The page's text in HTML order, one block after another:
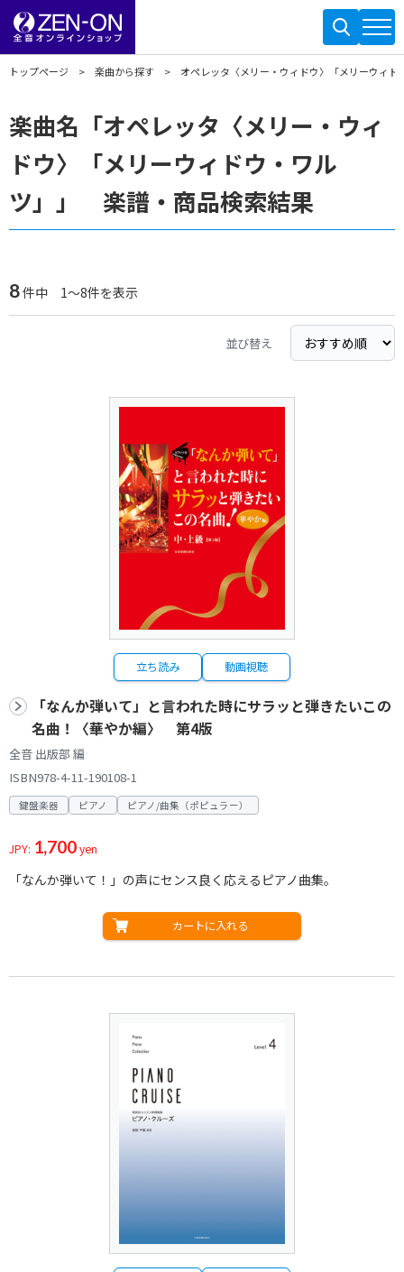
トップページ 楽曲から探す オペレッタ〈メリー・ウィドウ〉「メリーウィド
楽曲名「オペレッタ〈メリー・ウィ
ドウ〉「メリーウィドウ・ワル
ツ」」 楽譜・商品検索結果
8件中 1～8件を表示
並び替え
立ち読み 動画視聴
「なんか弾いて」と言われた時にサラッと弾きたいこの
名曲！〈華やか編〉 第4版
全音 出版部 編
ISBN978-4-11-190108-1
鍵盤楽器 ピアノ ピアノ/曲集（ポピュラー）
JPY: 1,700yen
「なんか弾いて！」の声にセンス良く応えるピアノ曲集。
カートに入れる